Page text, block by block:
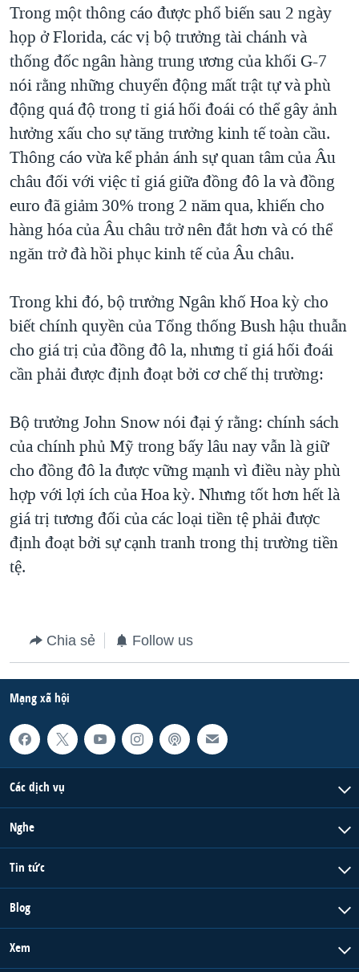
SỨC KHOẺ
VĂN HOÁ
THỂ THAO
GIÁO DỤC
NGÀY TỊ NẠN THẾ GIỚI
TRỊNH VĨNH BÌNH - NGƯỜI HẠ 'BÊN THẮNG CUỘC'
GROUND ZERO – XƯA VÀ NAY
CHI PHÍ CHIẾN TRANH AFGHANISTAN
CÁC GIÁ TRỊ CỘNG HÒA Ở VIỆT NAM
THƯỢNG ĐỈNH TRUMP-KIM TẠI VIỆT NAM
TRỊNH VĨNH BÌNH VS. CHÍNH PHỦ VIỆT NAM
NGƯ DÂN VIỆT VÀ LÀN SÓNG TRỘM HẢI SÂM
BÊN KIA QUỐC LỘ: TIẾNG VỌNG TỪ NÔNG THÔN MỸ
Ngôn ngữ khác
Trong một thông cáo được phổ biến sau 2 ngày
họp ở Florida, các vị bộ trưởng tài chánh và
thống đốc ngân hàng trung ương của khối G-7
nói rằng những chuyển động mất trật tự và phù
động quá độ trong tỉ giá hối đoái có thể gây ảnh
hưởng xấu cho sự tăng trưởng kinh tế toàn cầu.
Thông cáo vừa kể phản ánh sự quan tâm của Âu
châu đối với việc tỉ giá giữa đồng đô la và đồng
euro đã giảm 30% trong 2 năm qua, khiến cho
hàng hóa của Âu châu trở nên đắt hơn và có thể
ngăn trở đà hồi phục kinh tế của Âu châu.
Trong khi đó, bộ trưởng Ngân khố Hoa kỳ cho
biết chính quyền của Tổng thống Bush hậu thuẫn
cho giá trị của đồng đô la, nhưng tỉ giá hối đoái
cần phải được định đoạt bởi cơ chế thị trường:
Bộ trưởng John Snow nói đại ý rằng: chính sách
của chính phủ Mỹ trong bấy lâu nay vẫn là giữ
cho đồng đô la được vững mạnh vì điều này phù
hợp với lợi ích của Hoa kỳ. Nhưng tốt hơn hết là
giá trị tương đối của các loại tiền tệ phải được
định đoạt bởi sự cạnh tranh trong thị trường tiền
tệ.
Chia sẻ Follow us
Mạng xã hội
Các dịch vụ
Nghe
Tin tức
Blog
Xem